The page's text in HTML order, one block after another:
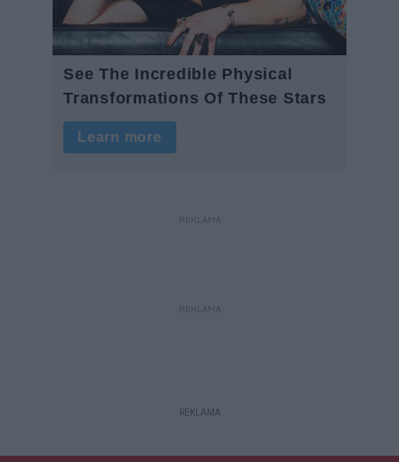
REKLAMA
REKLAMA
REKLAMA